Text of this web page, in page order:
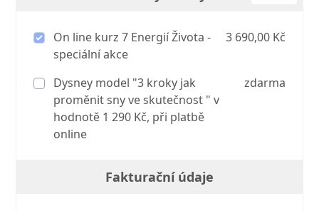
On line kurz 7 Energií Života -
speciální akce
3 690,00 Kč
Dysney model "3 kroky jak
proměnit sny ve skutečnost " v
hodnotě 1 290 Kč, při platbě
online
zdarma
Fakturační údaje